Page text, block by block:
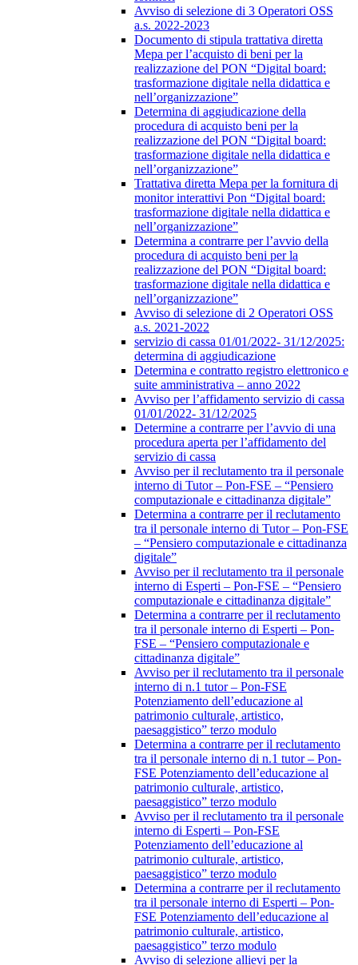
Avviso di selezione di 3 Operatori OSS
a.s. 2022-2023
Documento di stipula trattativa diretta
Mepa per l’acquisto di beni per la
realizzazione del PON “Digital board:
trasformazione digitale nella didattica e
nell’organizzazione”
Determina di aggiudicazione della
procedura di acquisto beni per la
realizzazione del PON “Digital board:
trasformazione digitale nella didattica e
nell’organizzazione”
Trattativa diretta Mepa per la fornitura di
monitor interattivi Pon “Digital board:
trasformazione digitale nella didattica e
nell’organizzazione”
Determina a contrarre per l’avvio della
procedura di acquisto beni per la
realizzazione del PON “Digital board:
trasformazione digitale nella didattica e
nell’organizzazione”
Avviso di selezione di 2 Operatori OSS
a.s. 2021-2022
servizio di cassa 01/01/2022- 31/12/2025:
determina di aggiudicazione
Determina e contratto registro elettronico e
suite amministrativa – anno 2022
Avviso per l’affidamento servizio di cassa
01/01/2022- 31/12/2025
Determine a contrarre per l’avvio di una
procedura aperta per l’affidamento del
servizio di cassa
Avviso per il reclutamento tra il personale
interno di Tutor – Pon-FSE – “Pensiero
computazionale e cittadinanza digitale”
Determina a contrarre per il reclutamento
tra il personale interno di Tutor – Pon-FSE
– “Pensiero computazionale e cittadinanza
digitale”
Avviso per il reclutamento tra il personale
interno di Esperti – Pon-FSE – “Pensiero
computazionale e cittadinanza digitale”
Determina a contrarre per il reclutamento
tra il personale interno di Esperti – Pon-
FSE – “Pensiero computazionale e
cittadinanza digitale”
Avviso per il reclutamento tra il personale
interno di n.1 tutor – Pon-FSE
Potenziamento dell’educazione al
patrimonio culturale, artistico,
paesaggistico” terzo modulo
Determina a contrarre per il reclutamento
tra il personale interno di n.1 tutor – Pon-
FSE Potenziamento dell’educazione al
patrimonio culturale, artistico,
paesaggistico” terzo modulo
Avviso per il reclutamento tra il personale
interno di Esperti – Pon-FSE
Potenziamento dell’educazione al
patrimonio culturale, artistico,
paesaggistico” terzo modulo
Determina a contrarre per il reclutamento
tra il personale interno di Esperti – Pon-
FSE Potenziamento dell’educazione al
patrimonio culturale, artistico,
paesaggistico” terzo modulo
Avviso di selezione allievi per la